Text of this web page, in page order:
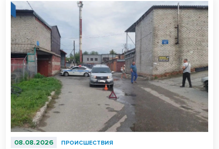
08.08.2026 ПРОИСШЕСТВИЯ